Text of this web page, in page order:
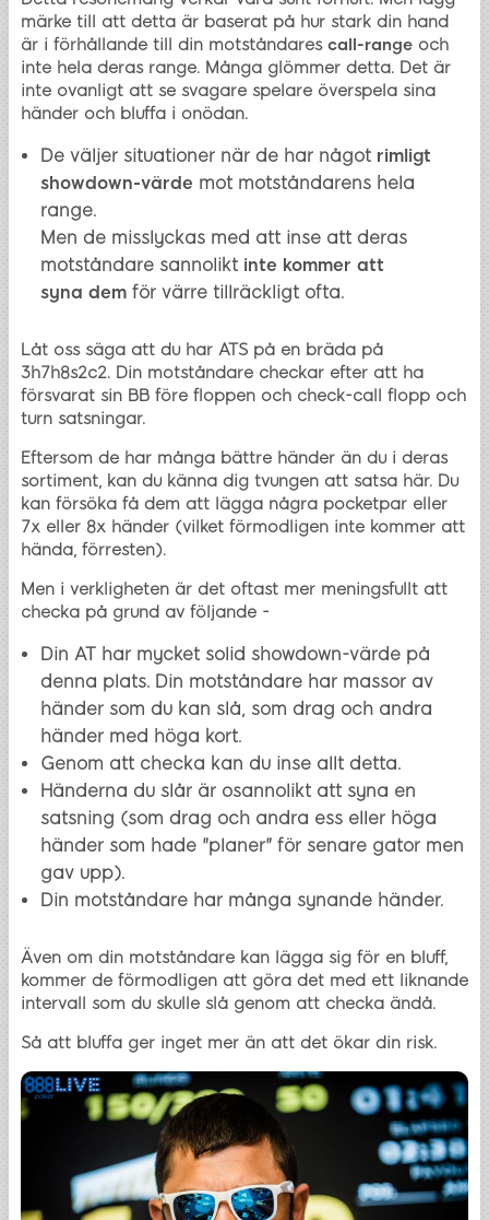
märke till att detta är baserat på hur stark din hand
är i förhållande till din motståndares call-range och
inte hela deras range. Många glömmer detta. Det är
inte ovanligt att se svagare spelare överspela sina
händer och bluffa i onödan.
De väljer situationer när de har något rimligt
showdown-värde mot motståndarens hela
range.
Men de misslyckas med att inse att deras
motståndare sannolikt inte kommer att
syna dem för värre tillräckligt ofta.
Låt oss säga att du har ATS på en bräda på
3h7h8s2c2. Din motståndare checkar efter att ha
försvarat sin BB före floppen och check-call flopp och
turn satsningar.
Eftersom de har många bättre händer än du i deras
sortiment, kan du känna dig tvungen att satsa här. Du
kan försöka få dem att lägga några pocketpar eller
7x eller 8x händer (vilket förmodligen inte kommer att
hända, förresten).
Men i verkligheten är det oftast mer meningsfullt att
checka på grund av följande -
Din AT har mycket solid showdown-värde på
denna plats. Din motståndare har massor av
händer som du kan slå, som drag och andra
händer med höga kort.
Genom att checka kan du inse allt detta.
Händerna du slår är osannolikt att syna en
satsning (som drag och andra ess eller höga
händer som hade "planer" för senare gator men
gav upp).
Din motståndare har många synande händer.
Även om din motståndare kan lägga sig för en bluff,
kommer de förmodligen att göra det med ett liknande
intervall som du skulle slå genom att checka ändå.
Så att bluffa ger inget mer än att det ökar din risk.